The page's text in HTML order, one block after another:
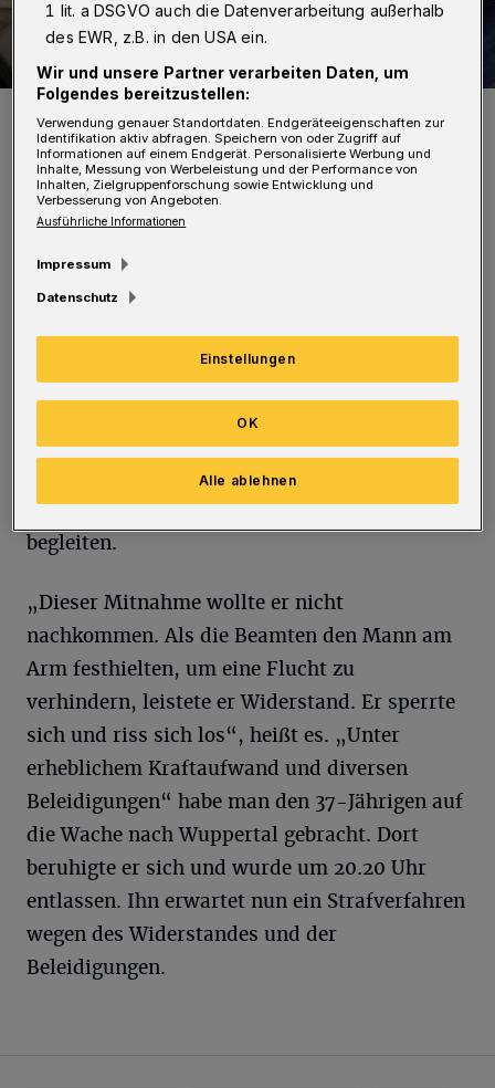
Foto: Polizei / Jochen Tack
Der 37-Jährige hatte sich nach Angaben der
Polizei gegen 13:30 Uhr in der S8 in Düsseldorf
anderen Reisenden und auch den
eintreffenden Beamten gegenüber
„unkooperativ, aggressiv und beleidigend“
verhalten. Vor Ort konnte die Identität des
Mannes nicht festgestellt werden, deshalb
sollte er die Beamten auf die Dienststelle
begleiten.
„Dieser Mitnahme wollte er nicht
nachkommen. Als die Beamten den Mann am
Arm festhielten, um eine Flucht zu
verhindern, leistete er Widerstand. Er sperrte
sich und riss sich los“, heißt es. „Unter
erheblichem Kraftaufwand und diversen
Beleidigungen“ habe man den 37-Jährigen auf
die Wache nach Wuppertal gebracht. Dort
beruhigte er sich und wurde um 20.20 Uhr
entlassen. Ihn erwartet nun ein Strafverfahren
wegen des Widerstandes und der
Beleidigungen.
1 lit. a DSGVO auch die Datenverarbeitung außerhalb
des EWR, z.B. in den USA ein.
Wir und unsere Partner verarbeiten Daten, um
Folgendes bereitzustellen:
Verwendung genauer Standortdaten. Endgeräteeigenschaften zur
Identifikation aktiv abfragen. Speichern von oder Zugriff auf
Informationen auf einem Endgerät. Personalisierte Werbung und
Inhalte, Messung von Werbeleistung und der Performance von
Inhalten, Zielgruppenforschung sowie Entwicklung und
Verbesserung von Angeboten.
Ausführliche Informationen
Impressum
Datenschutz
Einstellungen
Alle ablehnen
OK